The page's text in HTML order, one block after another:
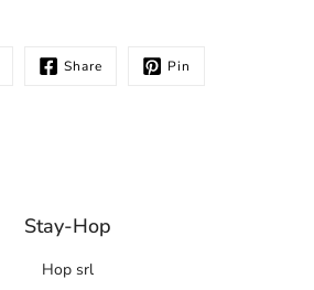
Share Pin
Stay-Hop
Hop srl